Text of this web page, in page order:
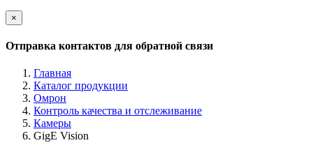
×
Отправка контактов для обратной связи
Главная
Каталог продукции
Омрон
Контроль качества и отслеживание
Камеры
GigE Vision